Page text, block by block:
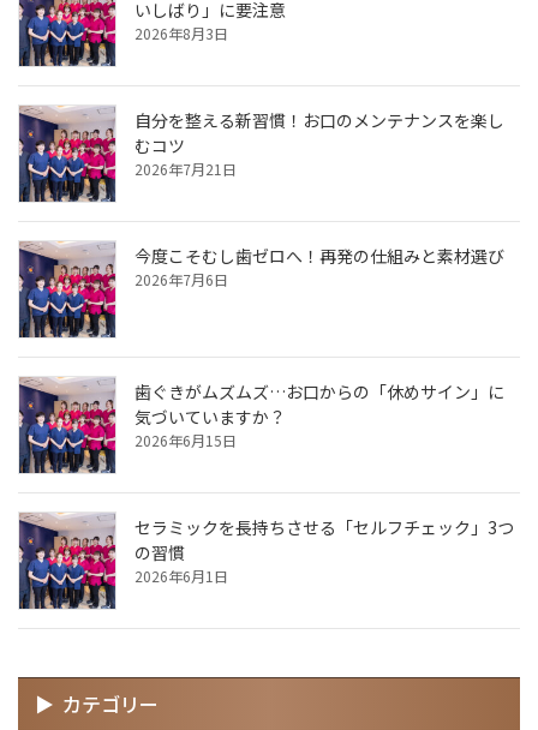
いしばり」に要注意
2026年8月3日
自分を整える新習慣！お口のメンテナンスを楽し
むコツ
2026年7月21日
今度こそむし歯ゼロへ！再発の仕組みと素材選び
2026年7月6日
歯ぐきがムズムズ…お口からの「休めサイン」に
気づいていますか？
2026年6月15日
セラミックを長持ちさせる「セルフチェック」3つ
の習慣
2026年6月1日
カテゴリー